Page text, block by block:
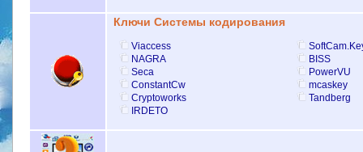
Ключи Системы кодирования
Viaccess
NAGRA
Seca
ConstantCw
Cryptoworks
IRDETO
BISS
PowerVU
mcaskey
Tandberg